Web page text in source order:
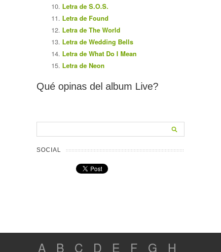
Letra de S.O.S.
Letra de Found
Letra de The World
Letra de Wedding Bells
Letra de What Do I Mean
Letra de Neon
Qué opinas del album Live?
SOCIAL
A B C D E F G H